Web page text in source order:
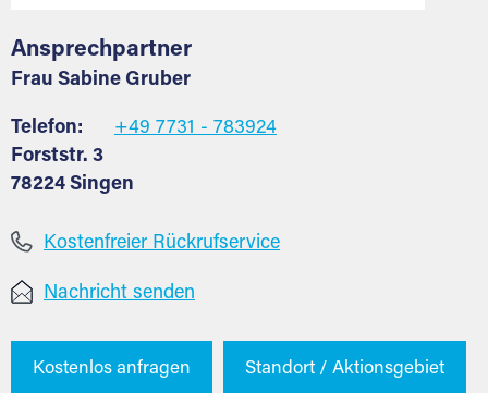
Ansprechpartner
Frau Sabine Gruber
Telefon:
+49 7731 - 783924
Forststr. 3
78224 Singen
Kostenfreier Rückrufservice
Nachricht senden
Kostenlos anfragen Standort / Aktionsgebiet